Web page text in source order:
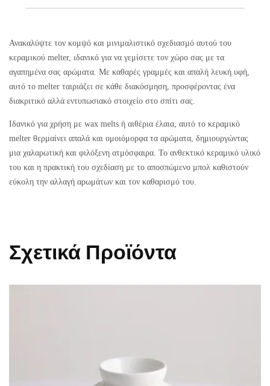
Ανακαλύψτε τον κομψό και μινιμαλιστικό σχεδιασμό αυτού του
κεραμικού melter, ιδανικό για να γεμίσετε τον χώρο σας με τα
αγαπημένα σας αρώματα. Με καθαρές γραμμές και απαλή λευκή υφή,
αυτό το melter ταιριάζει σε κάθε διακόσμηση, προσφέροντας ένα
διακριτικό αλλά εντυπωσιακό στοιχείο στο σπίτι σας.
Ιδανικό για χρήση με wax melts ή αιθέρια έλαια, αυτό το κεραμικό
melter θερμαίνει απαλά και ομοιόμορφα τα αρώματα, δημιουργώντας
μια χαλαρωτική και φιλόξενη ατμόσφαιρα. Το ανθεκτικό κεραμικό υλικό
του και η πρακτική του σχεδίαση με το αποσπώμενο μπολ καθιστούν
εύκολη την αλλαγή αρωμάτων και τον καθαρισμό του.
Σχετικά Προϊόντα